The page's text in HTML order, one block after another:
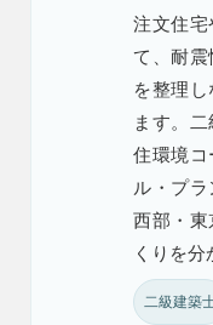
注文住
て、耐
を整理
ます。
住環境コ
ル・プ
西部・
くりを分
二級建築